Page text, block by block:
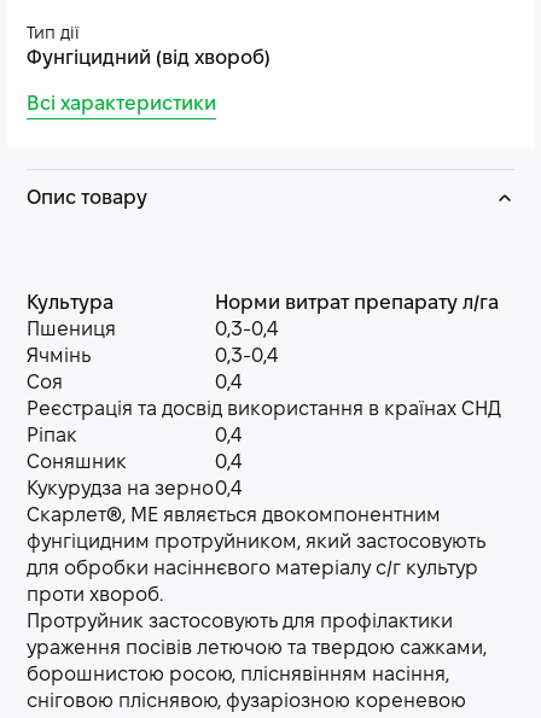
Тип дії
Фунгіцидний (від хвороб)
Всі характеристики
Опис товару
Культура
Норми витрат препарату л/га
Пшениця
0,3-0,4
Ячмінь
0,3-0,4
Соя
0,4
Реєстрація та досвід використання в країнах СНД
Ріпак
0,4
Соняшник
0,4
Кукурудза на зерно0,4
Скарлет®, МЕ являється двокомпонентним
фунгіцидним протруйником, який застосовують
для обробки насіннєвого матеріалу с/г культур
проти хвороб.
Протруйник застосовують для профілактики
ураження посівів летючою та твердою сажками,
борошнистою росою, пліснявінням насіння,
сніговою пліснявою, фузаріозною кореневою